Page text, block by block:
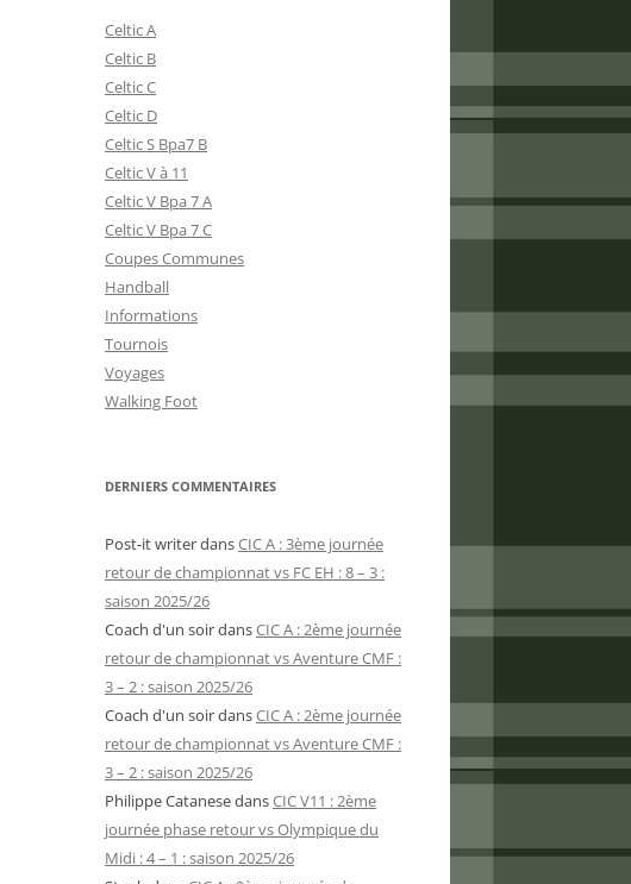
Celtic A
Celtic B
Celtic C
Celtic D
Celtic S Bpa7 B
Celtic V à 11
Celtic V Bpa 7 A
Celtic V Bpa 7 C
Coupes Communes
Handball
Informations
Tournois
Voyages
Walking Foot
DERNIERS COMMENTAIRES
Post-it writerdansCIC A : 3ème journée
retour de championnat vs FC EH : 8 – 3 :
saison 2025/26
Coach d'un soirdansCIC A : 2ème journée
retour de championnat vs Aventure CMF :
3 – 2 : saison 2025/26
Coach d'un soirdansCIC A : 2ème journée
retour de championnat vs Aventure CMF :
3 – 2 : saison 2025/26
Philippe CatanesedansCIC V11 : 2ème
journée phase retour vs Olympique du
Midi : 4 – 1 : saison 2025/26